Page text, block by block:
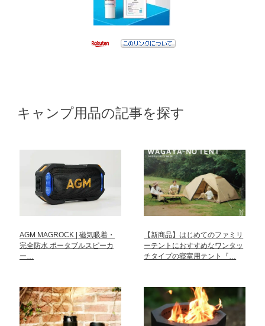
キャンプ用品の記事を探す
AGM MAGROCK | 磁気吸着・
完全防水 ポータブルスピーカ
ー…
【新商品】はじめてのファミリ
ーテントにおすすめなワンタッ
チタイプの寝室用テント『…